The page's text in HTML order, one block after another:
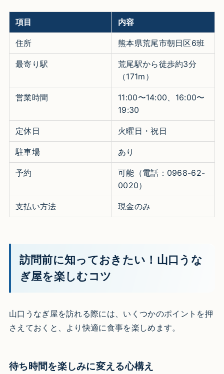
項目 内容
住所 熊本県荒尾市朝日区6班
最寄り駅
荒尾駅から徒歩約3分
（171m）
営業時間
11:00〜14:00、16:00〜
19:30
定休日 火曜日・祝日
駐車場 あり
予約
可能（電話：0968-62-
0020）
支払い方法 現金のみ
訪問前に知っておきたい！山口うな
ぎ屋を楽しむコツ
山口うなぎ屋を訪れる際には、いくつかのポイントを押
さえておくと、より快適に食事を楽しめます。
待ち時間を楽しみに変える心構え